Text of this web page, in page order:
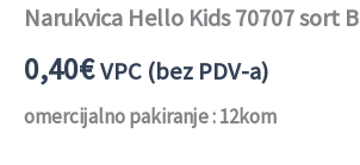
Narukvica Hello Kids 70707 sort B
0,40€VPC (bez PDV-a)
omercijalno pakiranje : 12kom